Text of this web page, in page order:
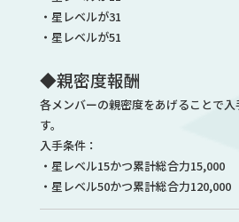
・星レベルが31
・星レベルが51
◆親密度報酬
各メンバーの親密度をあげることで
す。
入手条件：
・星レベル15かつ累計総合力15,000
・星レベル50かつ累計総合力120,000